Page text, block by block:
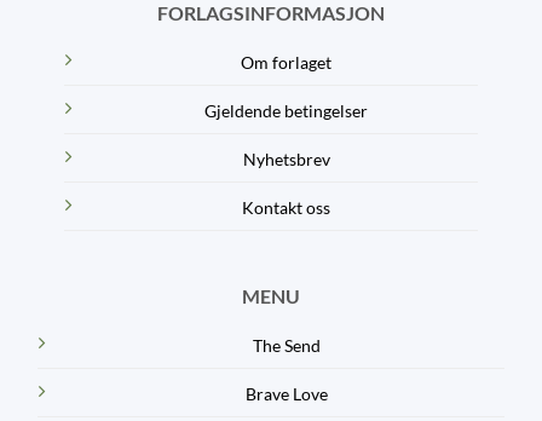
FORLAGSINFORMASJON
Om forlaget
Gjeldende betingelser
Nyhetsbrev
Kontakt oss
MENU
The Send
Brave Love